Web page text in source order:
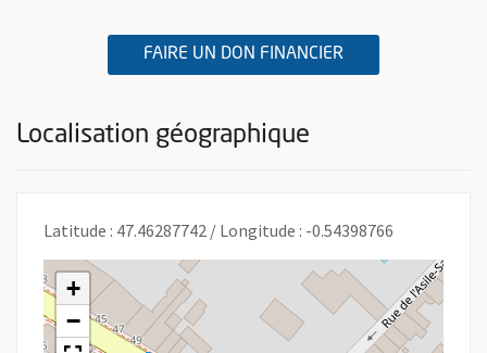
FAIRE UN DON FINANCIER
Localisation géographique
Latitude : 47.46287742 / Longitude : -0.54398766
+
−